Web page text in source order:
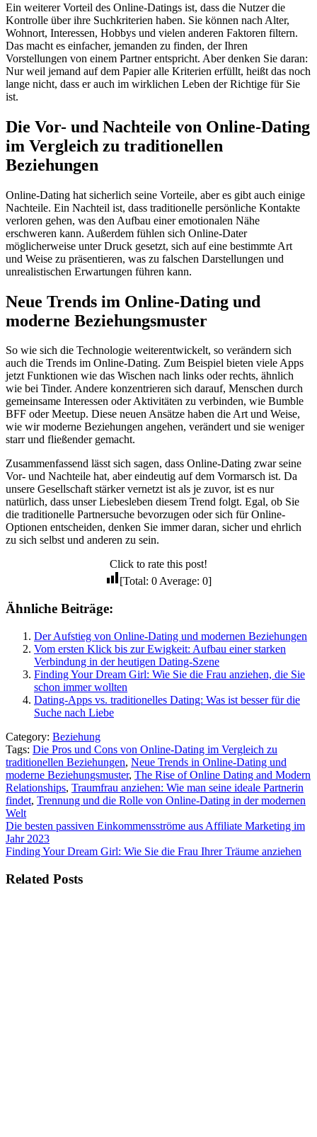
Ein weiterer Vorteil des Online-Datings ist, dass die Nutzer die
Kontrolle über ihre Suchkriterien haben. Sie können nach Alter,
Wohnort, Interessen, Hobbys und vielen anderen Faktoren filtern.
Das macht es einfacher, jemanden zu finden, der Ihren
Vorstellungen von einem Partner entspricht. Aber denken Sie daran:
Nur weil jemand auf dem Papier alle Kriterien erfüllt, heißt das noch
lange nicht, dass er auch im wirklichen Leben der Richtige für Sie
ist.
Die Vor- und Nachteile von Online-Dating
im Vergleich zu traditionellen
Beziehungen
Online-Dating hat sicherlich seine Vorteile, aber es gibt auch einige
Nachteile. Ein Nachteil ist, dass traditionelle persönliche Kontakte
verloren gehen, was den Aufbau einer emotionalen Nähe
erschweren kann. Außerdem fühlen sich Online-Dater
möglicherweise unter Druck gesetzt, sich auf eine bestimmte Art
und Weise zu präsentieren, was zu falschen Darstellungen und
unrealistischen Erwartungen führen kann.
Neue Trends im Online-Dating und
moderne Beziehungsmuster
So wie sich die Technologie weiterentwickelt, so verändern sich
auch die Trends im Online-Dating. Zum Beispiel bieten viele Apps
jetzt Funktionen wie das Wischen nach links oder rechts, ähnlich
wie bei Tinder. Andere konzentrieren sich darauf, Menschen durch
gemeinsame Interessen oder Aktivitäten zu verbinden, wie Bumble
BFF oder Meetup. Diese neuen Ansätze haben die Art und Weise,
wie wir moderne Beziehungen angehen, verändert und sie weniger
starr und fließender gemacht.
Zusammenfassend lässt sich sagen, dass Online-Dating zwar seine
Vor- und Nachteile hat, aber eindeutig auf dem Vormarsch ist. Da
unsere Gesellschaft stärker vernetzt ist als je zuvor, ist es nur
natürlich, dass unser Liebesleben diesem Trend folgt. Egal, ob Sie
die traditionelle Partnersuche bevorzugen oder sich für Online-
Optionen entscheiden, denken Sie immer daran, sicher und ehrlich
zu sich selbst und anderen zu sein.
Click to rate this post!
[Total: 0Average: 0]
Ähnliche Beiträge:
Der Aufstieg von Online-Dating und modernen Beziehungen
Vom ersten Klick bis zur Ewigkeit: Aufbau einer starken
Verbindung in der heutigen Dating-Szene
Finding Your Dream Girl: Wie Sie die Frau anziehen, die Sie
schon immer wollten
Dating-Apps vs. traditionelles Dating: Was ist besser für die
Suche nach Liebe
Category: Beziehung
Tags: Die Pros und Cons von Online-Dating im Vergleich zu
traditionellen Beziehungen, Neue Trends in Online-Dating und
moderne Beziehungsmuster, The Rise of Online Dating and Modern
Relationships, Traumfrau anziehen: Wie man seine ideale Partnerin
findet, Trennung und die Rolle von Online-Dating in der modernen
Welt
Beitragsnavigation
Die besten passiven Einkommensströme aus Affiliate Marketing im
Jahr 2023
Finding Your Dream Girl: Wie Sie die Frau Ihrer Träume anziehen
Related Posts